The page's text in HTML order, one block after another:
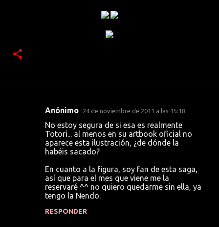
Anónimo 24 de noviembre de 2011 a las 15:18
No estoy segura de si esa es realmente
Totori... al menos en su artbook oficial no
aparece esta ilustración, ¿de dónde la
habéis sacado?
En cuanto a la figura, soy fan de esta saga,
así que para el mes que viene me la
reservaré ^^ no quiero quedarme sin ella, ya
tengo la Nendo.
RESPONDER